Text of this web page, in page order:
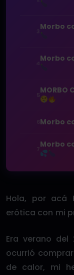
Morbo
Morbo
MORBO
Morbo
Morbo
Hola, por acá
erótica con mi
Era verano
ocurrió
de calor, mi